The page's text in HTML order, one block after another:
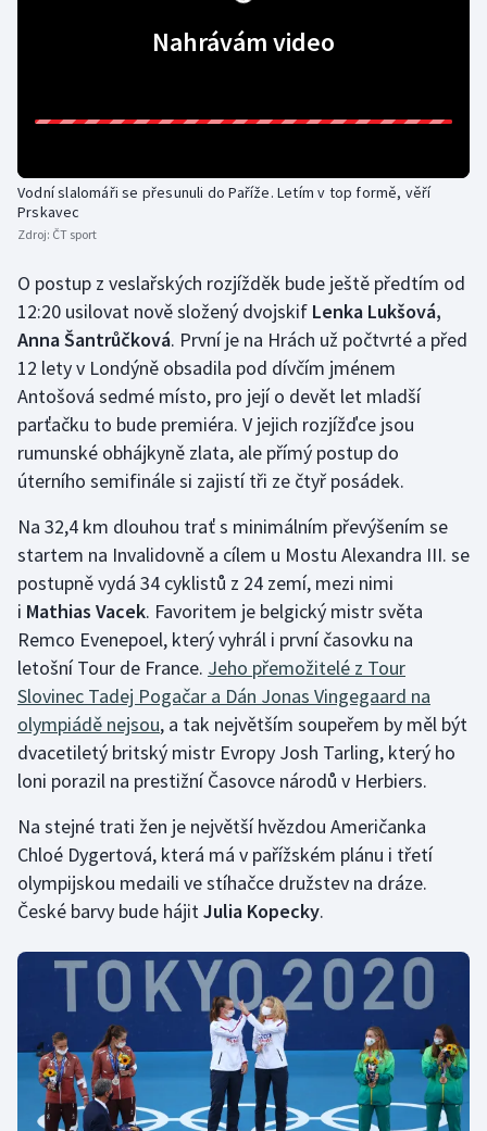
Vodní slalom
Ostatní
Nahrávám video
Vodní slalomáři se přesunuli do Paříže. Letím v top formě, věří
Prskavec
Zdroj: ČT sport
O postup z veslařských rozjížděk bude ještě předtím od
12:20 usilovat nově složený dvojskif Lenka Lukšová,
Anna Šantrůčková. První je na Hrách už počtvrté a před
12 lety v Londýně obsadila pod dívčím jménem
Antošová sedmé místo, pro její o devět let mladší
parťačku to bude premiéra. V jejich rozjížďce jsou
rumunské obhájkyně zlata, ale přímý postup do
úterního semifinále si zajistí tři ze čtyř posádek.
Na 32,4 km dlouhou trať s minimálním převýšením se
startem na Invalidovně a cílem u Mostu Alexandra III. se
postupně vydá 34 cyklistů z 24 zemí, mezi nimi
i Mathias Vacek. Favoritem je belgický mistr světa
Remco Evenepoel, který vyhrál i první časovku na
letošní Tour de France. Jeho přemožitelé z Tour
Slovinec Tadej Pogačar a Dán Jonas Vingegaard na
olympiádě nejsou, a tak největším soupeřem by měl být
dvacetiletý britský mistr Evropy Josh Tarling, který ho
loni porazil na prestižní Časovce národů v Herbiers.
Na stejné trati žen je největší hvězdou Američanka
Chloé Dygertová, která má v pařížském plánu i třetí
olympijskou medaili ve stíhačce družstev na dráze.
České barvy bude hájitJulia Kopecky.